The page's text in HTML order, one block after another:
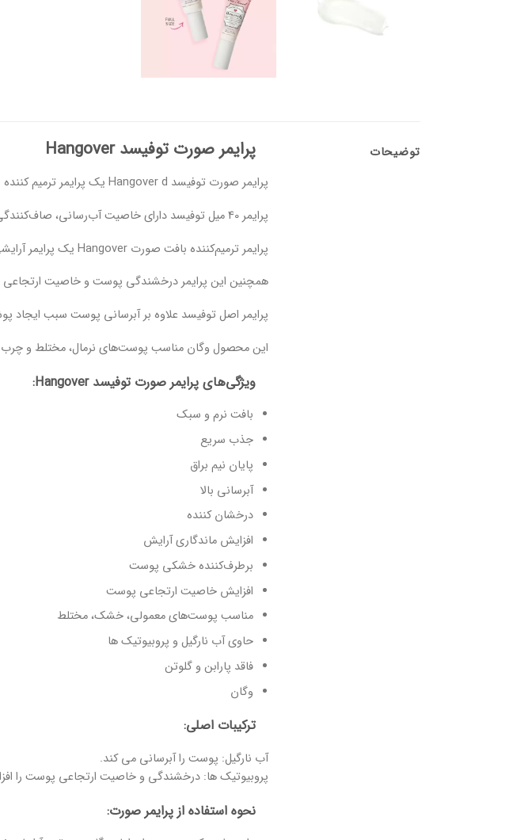
توضیحات پرایمر صورت توفیسد Hangover
پرایمر صورت توفیسد Hangover d یک پرایمر ترمیم کننده صورت است که به عنوان زیرساز آرایش استفاده می‌شود.
پرایمر 40 میل توفیسد دارای خاصیت آب‌رسانی، صاف‌کنندگی و روشن‌کنندگی پوست صورت می‌باشد و سبب شادابی و سالم شدن پوست صورت خواهد شد.
پرایمر ترمیم‌کننده بافت صورت Hangover یک پرایمر آرایشی است که حاوی آب نارگیل، مواد مبتنی بر پروبیوتیک و احیاکننده های پوست می‌باشد.
همچنین این پرایمر درخشندگی پوست و خاصیت
پرایمر اصل توفیسد علاوه بر آبرسانی پوست سبب
این محصول وگان مناسب پوست‌های نرمال، مختلط و
ویژگی‌های پرایمر صورت توفیسد Hangover:
بافت نرم و سبک
جذب سریع
پایان نیم براق
آبرسانی بالا
درخشان کننده
افزایش ماندگاری آرایش
برطرف‌کننده خشکی پوست
افزایش خاصیت ارتجاعی پوست
مناسب پوست‌های معمولی، خشک، مختلط
حاوی آب نارگیل و پروبیوتیک ها
فاقد پارابن و گلوتن
وگان
ترکیبات اصلی:
آب نارگیل: پوست را آبرسانی می کند.
پروبیوتیک ها: درخشندگی و خاصیت ارتجاعی پوست را
نحوه استفاده از پرایمر صورت: